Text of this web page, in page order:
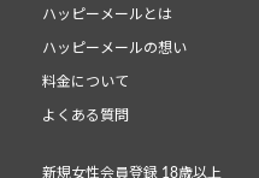
ハッピーメールとは
ハッピーメールの想い
料金について
よくある質問
新規女性会員登録 18歳以上